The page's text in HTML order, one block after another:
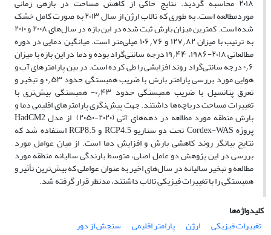
۲۰۱۸ محاسبه گردید. نتایج حاکی از کاهش مساحت در بازه­ی زمانی
موردمطالعه است. به طوری که تالاب ارژن از سال ۲۰۱۳ به صورت کامل خشک
شده است. کمترین میزان بارش ثبت شده در این بازه در سال­‌های ۲۰۰۸ و ۲۰۱۰
به ترتیب با میزان ۱۲۷ /۸۲ و ۱۰۶ / ۷۶ میلی‌متر است. میانگین دمایی در دوره
مطالعاتی ۲۰۱۸-۱۹۸۶، ۱۹ / ۴۴ درجه سانتی‌گراد بوده و دما در این بازه با میزان
۰/ ۶ درجه سانتی‌گراد روند افزایشی را طی کرده است. در بین پارامترهای آب و
هوایی مورد بررسی پارامتر بارش با ضریب همبستگی حدود ۰ / ۵۳ و تبخیر و
تعرق پتانسیل با ضریب همبستگی حدود ۰ / ۴۳- همبستگی بیش‌تری با
تغییرات مساحت دریاچه‌­ها داشتند. جهت پیش‌­نگری پارامترهای اقلیمی دما و
بارش منطقه مورد مطالعه در دهه‌­های آتی (۲۰۲۰-۲۰۵۰) از مدل HadCM2
پروژه Cordex-WAS تحت دو سناریو RCP4.5 و RCP8.5 استفاده شد که
نتایج بیانگر روند کاهشی بارش و افزایش دما است. از میان عوامل مورد
بررسی در این پژوهش دو عامل اصلی، متوسط بارندگی سالیانه منطقه مورد
مطالعه و تبخیر سالیانه در سال­‌های اخیر به عنوان عواملی که بیش‌ترین تأثیر و
همبستگی را با تغییرات فیزیکی تالاب داشتند، مدنظر قرار گرفته شد.
کلیدواژه‌ها
تغییرات فیزیکی
ارژن پارامتر اقلیمی سنجش از دور